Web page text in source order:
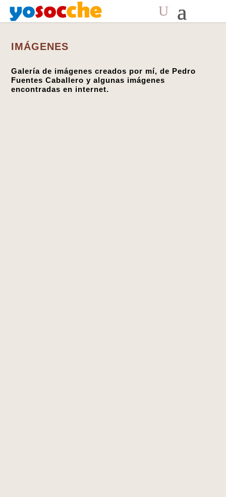
IMÁGENES
Galería de imágenes creados por mí, de Pedro
Fuentes Caballero y algunas imágenes
encontradas en internet.